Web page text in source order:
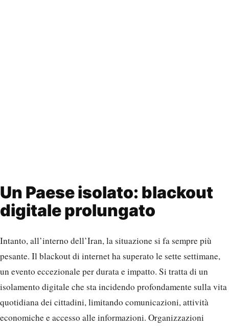
Un Paese isolato: blackout
digitale prolungato
Intanto, all’interno dell’Iran, la situazione si fa sempre più
pesante. Il blackout di internet ha superato le sette settimane,
un evento eccezionale per durata e impatto. Si tratta di un
isolamento digitale che sta incidendo profondamente sulla vita
quotidiana dei cittadini, limitando comunicazioni, attività
economiche e accesso alle informazioni. Organizzazioni